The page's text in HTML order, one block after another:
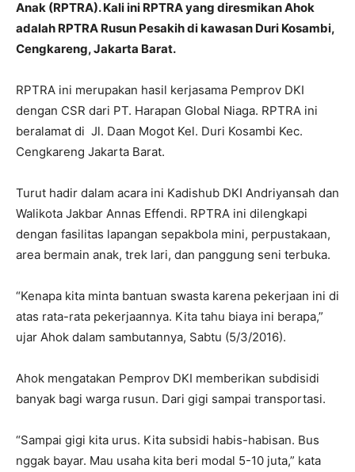
Anak (RPTRA). Kali ini RPTRA yang diresmikan Ahok
adalah RPTRA Rusun Pesakih di kawasan Duri Kosambi,
Cengkareng, Jakarta Barat.
RPTRA ini merupakan hasil kerjasama Pemprov DKI
dengan CSR dari PT. Harapan Global Niaga. RPTRA ini
beralamat di Jl. Daan Mogot Kel. Duri Kosambi Kec.
Cengkareng Jakarta Barat.
Turut hadir dalam acara ini Kadishub DKI Andriyansah dan
Walikota Jakbar Annas Effendi. RPTRA ini dilengkapi
dengan fasilitas lapangan sepakbola mini, perpustakaan,
area bermain anak, trek lari, dan panggung seni terbuka.
“Kenapa kita minta bantuan swasta karena pekerjaan ini di
atas rata-rata pekerjaannya. Kita tahu biaya ini berapa,”
ujar Ahok dalam sambutannya, Sabtu (5/3/2016).
Ahok mengatakan Pemprov DKI memberikan subdisidi
banyak bagi warga rusun. Dari gigi sampai transportasi.
“Sampai gigi kita urus. Kita subsidi habis-habisan. Bus
nggak bayar. Mau usaha kita beri modal 5-10 juta,” kata